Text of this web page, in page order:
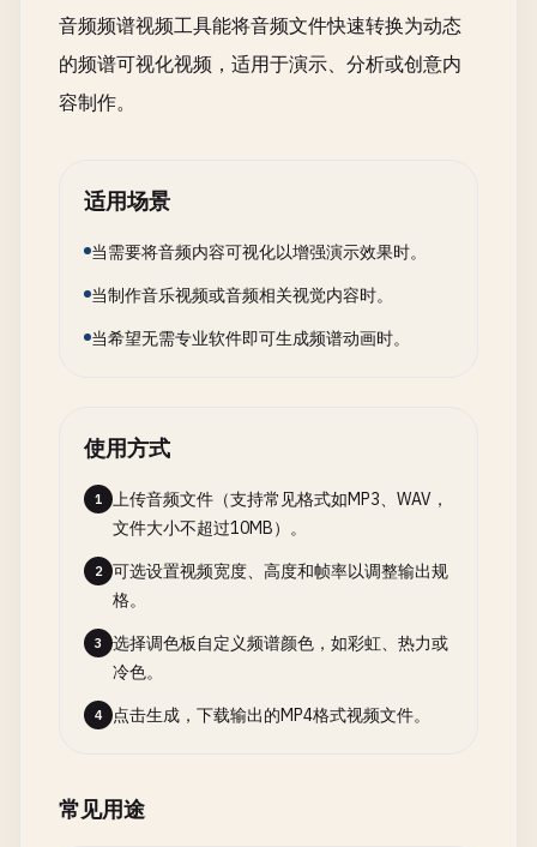
音频频谱视频工具能将音频文件快速转换为动态
的频谱可视化视频，适用于演示、分析或创意内
容制作。
适用场景
当需要将音频内容可视化以增强演示效果时。
当制作音乐视频或音频相关视觉内容时。
当希望无需专业软件即可生成频谱动画时。
使用方式
1
上传音频文件（支持常见格式如MP3、WAV，
文件大小不超过10MB）。
2
可选设置视频宽度、高度和帧率以调整输出规
格。
3
选择调色板自定义频谱颜色，如彩虹、热力或
冷色。
4 点击生成，下载输出的MP4格式视频文件。
常见用途